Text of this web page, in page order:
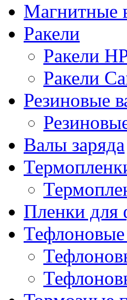
Магнитные
Ракели
Ракели
Ракели
Резиновые
Валы заряда
Пленки для